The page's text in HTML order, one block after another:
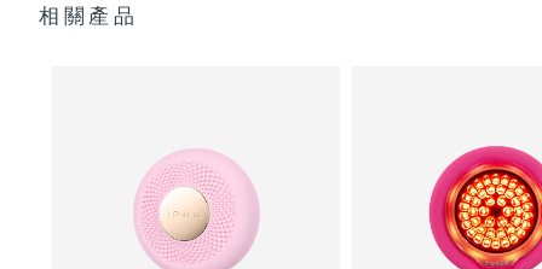
2年質保 (西班牙、葡萄牙、瑞典：3年質保)
相關產品
越南